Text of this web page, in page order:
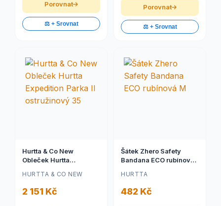
Porovnat
⚖️ + Srovnat
Porovnat
⚖️ + Srovnat
Hurtta & Co New
Obleček Hurtta
ostružinový 35
HURTTA & CO NEW
2 151 Kč
Šátek Zhero Safety
Bandana ECO rubínová
HURTTA
482 Kč